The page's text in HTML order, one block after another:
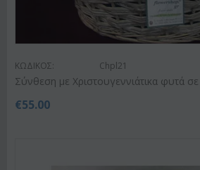
ΚΩΔΙΚΟΣ: Chpl21
Σύνθεση με Χριστουγεννιάτικα φυτά σε
€55.00